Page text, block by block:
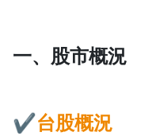
一、股市概況
✔台股概況